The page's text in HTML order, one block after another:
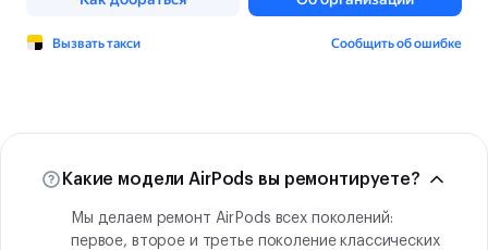
Какие модели AirPods вы ремонтируете?
Мы делаем ремонт AirPods всех поколений:
первое, второе и третье поколение классических